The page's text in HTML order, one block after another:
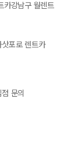
카강남구 월렌트
삿포로 렌트카
점 문의